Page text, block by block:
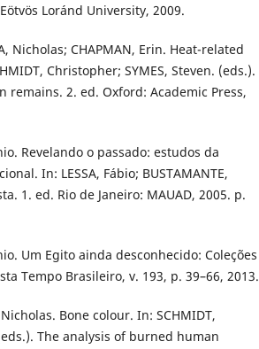
Loránd University, 2009.
Nicholas; CHAPMAN, Erin. Heat-related
Christopher; SYMES, Steven. (eds.).
remains. 2. ed. Oxford: Academic Press,
Revelando o passado: estudos da
In: LESSA, Fábio; BUSTAMANTE,
1. ed. Rio de Janeiro: MAUAD, 2005. p.
Um Egito ainda desconhecido: Coleções
Tempo Brasileiro, v. 193, p. 39–66, 2013.
Bone colour. In: SCHMIDT,
The analysis of burned human